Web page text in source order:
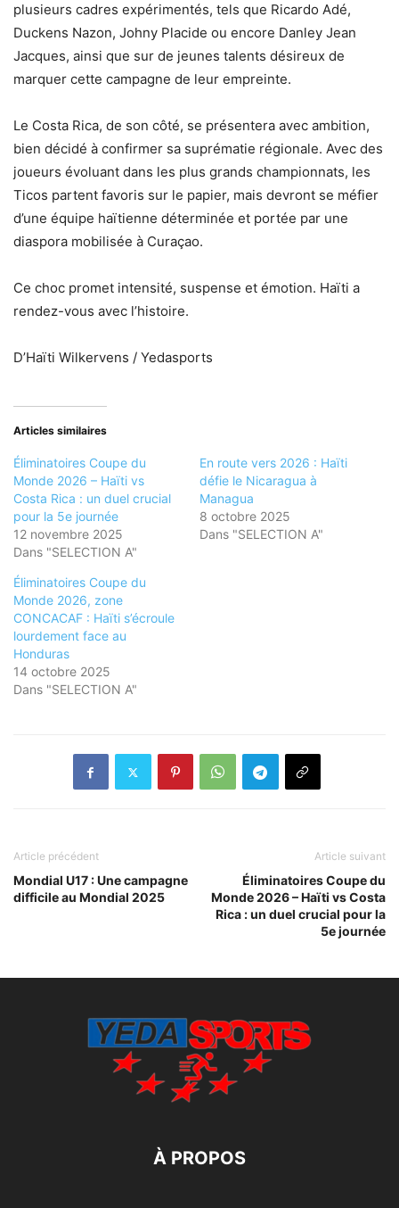
plusieurs cadres expérimentés, tels que Ricardo Adé,
Duckens Nazon, Johny Placide ou encore Danley Jean
Jacques, ainsi que sur de jeunes talents désireux de
marquer cette campagne de leur empreinte.
Le Costa Rica, de son côté, se présentera avec ambition,
bien décidé à confirmer sa suprématie régionale. Avec des
joueurs évoluant dans les plus grands championnats, les
Ticos partent favoris sur le papier, mais devront se méfier
d’une équipe haïtienne déterminée et portée par une
diaspora mobilisée à Curaçao.
Ce choc promet intensité, suspense et émotion. Haïti a
rendez-vous avec l’histoire.
D’Haïti Wilkervens / Yedasports
Articles similaires
Éliminatoires Coupe du
Monde 2026 – Haïti vs
Costa Rica : un duel crucial
pour la 5e journée
12 novembre 2025
Dans "SELECTION A"
En route vers 2026 : Haïti
défie le Nicaragua à
Managua
8 octobre 2025
Dans "SELECTION A"
Éliminatoires Coupe du
Monde 2026, zone
CONCACAF : Haïti s’écroule
lourdement face au
Honduras
14 octobre 2025
Dans "SELECTION A"
Article précédent
Mondial U17 : Une campagne
difficile au Mondial 2025
Article suivant
Éliminatoires Coupe du
Monde 2026 – Haïti vs Costa
Rica : un duel crucial pour la
5e journée
À PROPOS